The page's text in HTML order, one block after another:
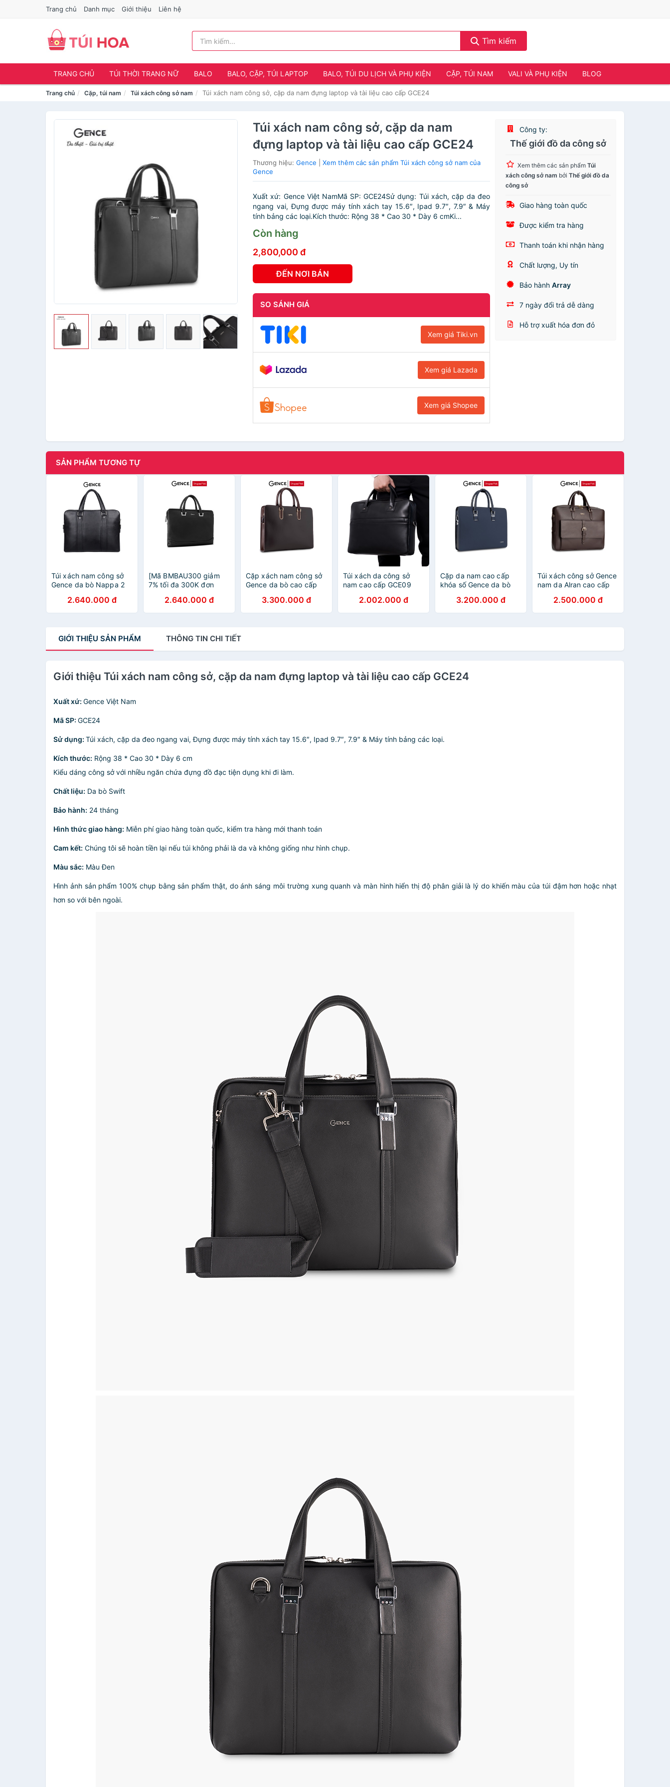
Trang chủ Danh mục Giới thiệu Liên hệ
Tìm kiếm
TRANG CHỦ TÚI THỜI TRANG NỮ BALO BALO, CẶP, TÚI LAPTOP BALO, TÚI DU LỊCH VÀ PHỤ KIỆN CẶP, TÚI NAM VALI VÀ PHỤ KIỆN BLOG
Trang chủ Cặp, túi nam Túi xách công sở nam Túi xách nam công sở, cặp da nam đựng laptop và tài liệu cao cấp GCE24
Túi xách nam công sở, cặp da nam
đựng laptop và tài liệu cao cấp GCE24
Thương hiệu:Gence |Xem thêm các sản phẩm Túi xách công sở nam của
Gence
Xuất xứ: Gence Việt NamMã SP: GCE24Sử dụng: Túi xách, cặp da đeo
ngang vai, Đựng được máy tính xách tay 15.6″, Ipad 9.7″, 7.9″ & Máy
tính bảng các loại.Kích thước: Rộng 38 * Cao 30 * Dày 6 cmKi...
Còn hàng
2,800,000 đ
ĐẾN NƠI BÁN
SO SÁNH GIÁ
Xem giá Tiki.vn
Xem giá Lazada
Xem giá Shopee
Công ty:
Thế giới đồ da công sở
Xem thêm các sản phẩmTúi
xách công sở nam bởiThế giới đồ da
công sở
Giao hàng toàn quốc
Được kiểm tra hàng
Thanh toán khi nhận hàng
Chất lượng, Uy tín
Bảo hànhArray
7 ngày đổi trả dễ dàng
Hỗ trợ xuất hóa đơn đỏ
SẢN PHẨM TƯƠNG TỰ
Túi xách nam công sở
Gence da bò Nappa 2
2.640.000 đ
[Mã BMBAU300 giảm
7% tối đa 300K đơn
công sở Gence da bò
Mill GCE14
2.640.000 đ
Cặp xách nam công sở
Gence da bò cao cấp
3.300.000 đ
Túi xách da công sở
nam cao cấp GCE09
2.002.000 đ
Cặp da nam cao cấp
khóa số Gence da bò
3.200.000 đ
Túi xách công sở Gence
nam da Alran cao cấp
2.500.000 đ
GIỚI THIỆU SẢN PHẨM THÔNG TIN CHI TIẾT
Giới thiệu Túi xách nam công sở, cặp da nam đựng laptop và tài liệu cao cấp GCE24
Xuất xứ: Gence Việt Nam
Mã SP: GCE24
Sử dụng: Túi xách, cặp da đeo ngang vai, Đựng được máy tính xách tay 15.6″, Ipad 9.7″, 7.9″ & Máy tính bảng các loại.
Kích thước: Rộng 38 * Cao 30 * Dày 6 cm
Kiểu dáng công sở với nhiều ngăn chứa đựng đồ đạc tiện dụng khi đi làm.
Chất liệu: Da bò Swift
Bảo hành: 24 tháng
Hình thức giao hàng: Miễn phí giao hàng toàn quốc, kiểm tra hàng mới thanh toán
Cam kết: Chúng tôi sẽ hoàn tiền lại nếu túi không phải là da và không giống như hình chụp.
Màu sắc: Màu Đen
Hình ảnh sản phẩm 100% chụp bằng sản phẩm thật, do ánh sáng môi trường xung quanh và màn hình hiển thị độ phân giải là lý do khiến màu của túi đậm hơn hoặc nhạt
hơn so với bên ngoài.